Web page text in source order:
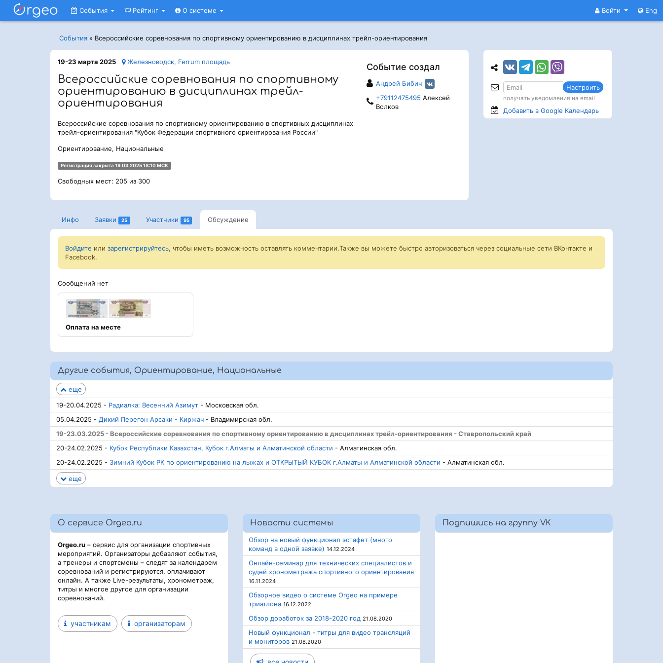
Войти Eng
События Рейтинг О системе
События » Всероссийские соревнования по спортивному ориентированию в дисциплинах трейл-ориентирования
Событие создал
Андрей Бибич
+79112475495 Алексей
Волков
19-23 марта 2025 Железноводск, Ferrum площадь
Всероссийские соревнования по спортивному
ориентированию в дисциплинах трейл-
ориентирования
Всероссийские соревнования по спортивному ориентированию в спортивных дисциплинах
трейл-ориентирования "Кубок Федерации спортивного ориентирования России"
Ориентирование, Национальные
Регистрация закрыта 19.03.2025 18:10 МСК
Свободных мест: 205 из 300
Инфо Заявки 25 Участники 95 Обсуждение
Войдите или зарегистрируйтесь, чтобы иметь возможность оставлять комментарии.Также вы можете быстро авторизоваться через социальные сети ВКонтакте и
Facebook.
Сообщений нет
Оплата на месте
Другие события, Ориентирование, Национальные
еще
19-20.04.2025 - Радиалка: Весенний Азимут - Московская обл.
05.04.2025 - Дикий Перегон Арсаки - Киржач - Владимирская обл.
19-23.03.2025 - Всероссийские соревнования по спортивному ориентированию в дисциплинах трейл-ориентирования - Ставропольский край
20-24.02.2025 - Кубок Республики Казахстан, Кубок г.Алматы и Алматинской области - Алматинская обл.
20-24.02.2025 - Зимний Кубок РК по ориентированию на лыжах и ОТКРЫТЫЙ КУБОК г.Алматы и Алматинской области - Алматинская обл.
еще
Настроить
получать уведомления на email
Добавить в Google Календарь
О сервисе Orgeo.ru
Orgeo.ru – сервис для организации спортивных
мероприятий. Организаторы добавляют события,
а тренеры и спортсмены – следят за календарем
соревнований и регистрируются, оплачивают
онлайн. А также Live-результаты, хронометраж,
титры и многое другое для организации
соревнований.
участникам организаторам
Новости системы
Обзор на новый функционал эстафет (много
команд в одной заявке) 14.12.2024
Онлайн-семинар для технических специалистов и
судей хронометража спортивного ориентирования
16.11.2024
Обзорное видео о системе Orgeo на примере
триатлона 16.12.2022
Обзор доработок за 2018-2020 год 21.08.2020
Новый функционал - титры для видео трансляций
и мониторов 21.08.2020
Подпишись на группу VK